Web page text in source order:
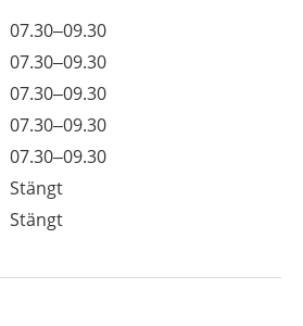
07.30–09.30
07.30–09.30
07.30–09.30
07.30–09.30
07.30–09.30
Stängt
Stängt